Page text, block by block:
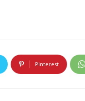
Pinterest